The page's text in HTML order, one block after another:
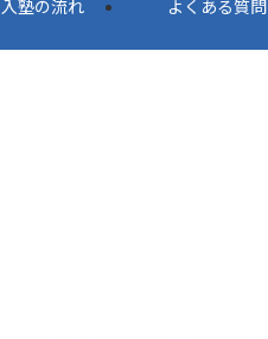
⼊塾の流れ よくある質問